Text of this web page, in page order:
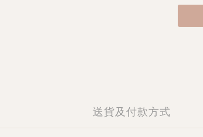
送貨及付款方式